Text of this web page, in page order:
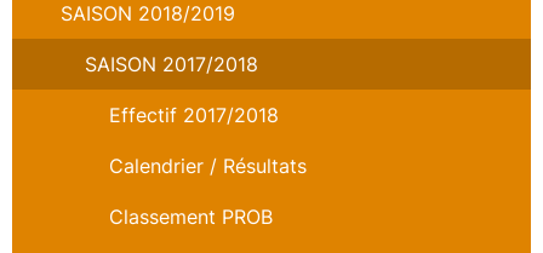
SAISON 2018/2019
SAISON 2017/2018
Effectif 2017/2018
Calendrier / Résultats
Classement PROB